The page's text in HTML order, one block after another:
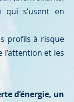
qui s’usent en
profils à risque
et les
d’énergie, un